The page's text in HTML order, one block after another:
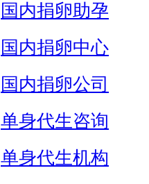
国内捐卵助孕
国内捐卵中心
国内捐卵公司
单身代生咨询
单身代生机构